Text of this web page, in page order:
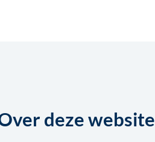
deze website